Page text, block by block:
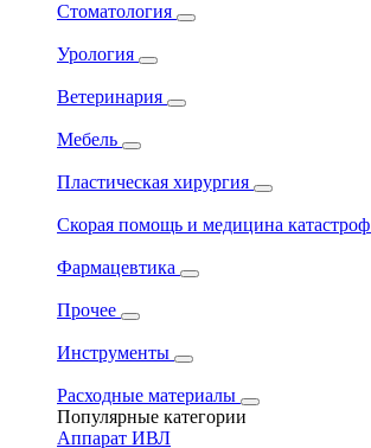
Стоматология
Урология
Ветеринария
Мебель
Пластическая хирургия
Скорая помощь и медицина катастроф
Фармацевтика
Прочее
Инструменты
Расходные материалы
Популярные категории
Аппарат ИВЛ